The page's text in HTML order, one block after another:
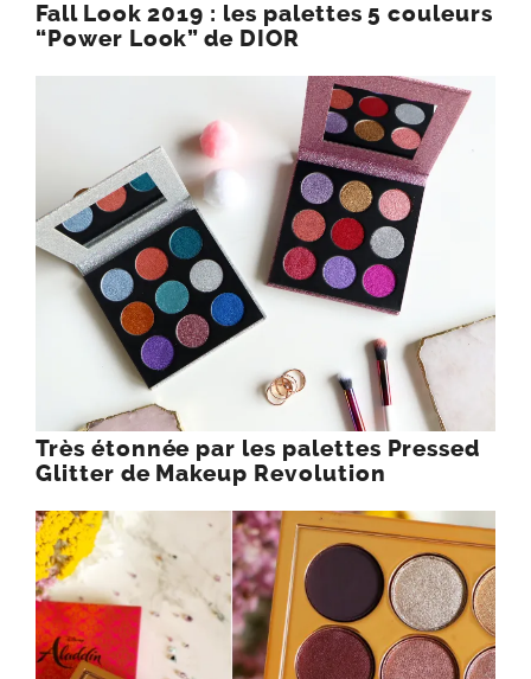
Fall Look 2019 : les palettes 5 couleurs
“Power Look” de DIOR
Très étonnée par les palettes Pressed
Glitter de Makeup Revolution